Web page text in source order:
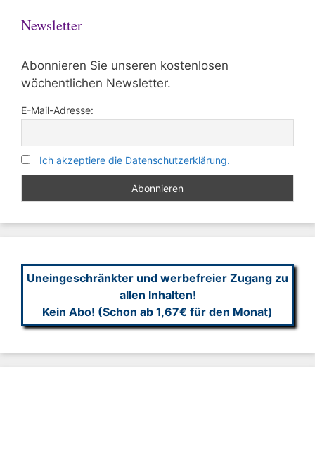
Newsletter
Abonnieren Sie unseren kostenlosen
wöchentlichen Newsletter.
E-Mail-Adresse:
Ich akzeptiere die Datenschutzerklärung.
Uneingeschränkter und werbefreier Zugang zu
allen Inhalten!
Kein Abo! (Schon ab 1,67€ für den Monat)